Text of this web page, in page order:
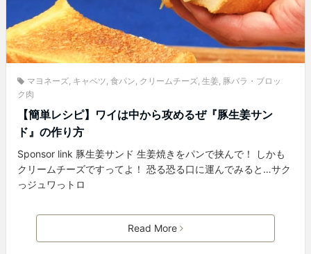
マヨネーズ キャベツ 食パン クリームチーズ 生姜 豚バラ・ブロッ
ク肉
【簡単レシピ】ワイは中から攻めるぜ『豚生姜サン
ド』の作り方
Sponsor link 豚生姜サンド 生姜焼きをパンで挟んで！ しかも
クリームチーズですってよ！ 恐る恐る口に運んでみると…サク
っジュワっトロ
Read More